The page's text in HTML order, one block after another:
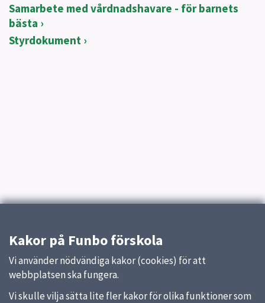
Samarbete med vårdnadshavare - för barnets
bästa
Styrdokument
Kakor på Funbo förskola
Vi använder nödvändiga kakor (cookies) för att
webbplatsen ska fungera.
Vi skulle vilja sätta lite fler kakor för olika funktioner som